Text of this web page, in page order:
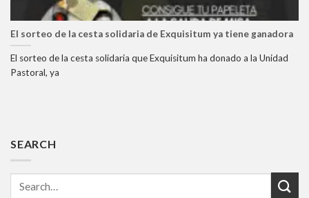
El sorteo de la cesta solidaria de Exquisitum ya tiene ganadora
El sorteo de la cesta solidaria que Exquisitum ha donado a la Unidad
Pastoral, ya
SEARCH